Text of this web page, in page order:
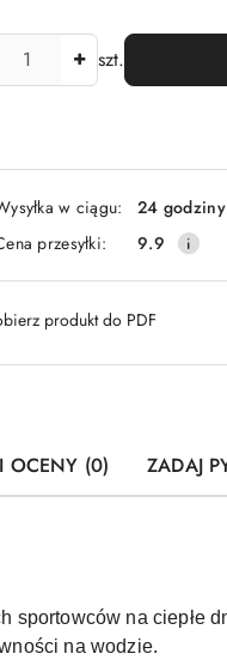
szt.
w ciągu:
24 godziny
przesyłki:
9.9
produkt do PDF
OCENY (0) ZADAJ
sportowców na ciepłe
na wodzie.